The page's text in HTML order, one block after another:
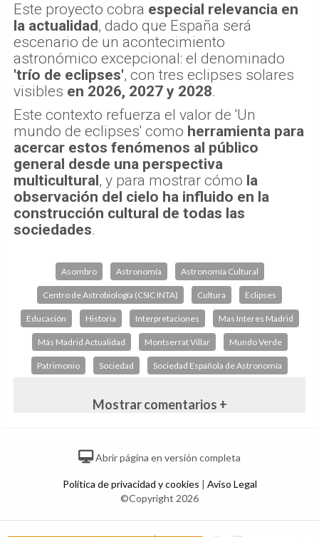
Este proyecto cobra especial relevancia en
la actualidad, dado que España será
escenario de un acontecimiento
astronómico excepcional: el denominado
'trío de eclipses', con tres eclipses solares
visibles en 2026, 2027 y 2028.
Este contexto refuerza el valor de 'Un
mundo de eclipses' como herramienta para
acercar estos fenómenos al público
general desde una perspectiva
multicultural, y para mostrar cómo la
observación del cielo ha influido en la
construcción cultural de todas las
sociedades.
Asombro Astronomía Astronomía Cultural
Centro de Astrobiología (CSIC INTA) Cultura Eclipses
Educación Historia Interpretaciones Mas Interes Madrid
Más Madrid Actualidad Montserrat Villar Mundo Verde
Patrimonio Sociedad Sociedad Española de Astronomía
Mostrar comentarios +
Abrir página en versión completa
Política de privacidad y cookies | Aviso Legal
©Copyright 2026